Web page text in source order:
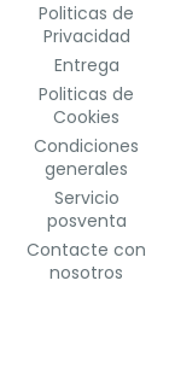
Politicas de
Privacidad
Entrega
Politicas de
Cookies
Condiciones
generales
Servicio
posventa
Contacte con
nosotros